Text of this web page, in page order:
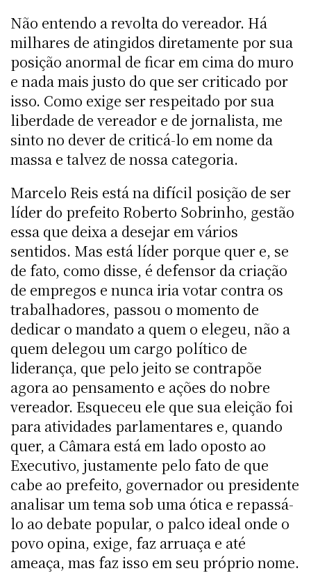
Não entendo a revolta do vereador. Há
milhares de atingidos diretamente por sua
posição anormal de ficar em cima do muro
e nada mais justo do que ser criticado por
isso. Como exige ser respeitado por sua
liberdade de vereador e de jornalista, me
sinto no dever de criticá-lo em nome da
massa e talvez de nossa categoria.
Marcelo Reis está na difícil posição de ser
líder do prefeito Roberto Sobrinho, gestão
essa que deixa a desejar em vários
sentidos. Mas está líder porque quer e, se
de fato, como disse, é defensor da criação
de empregos e nunca iria votar contra os
trabalhadores, passou o momento de
dedicar o mandato a quem o elegeu, não a
quem delegou um cargo político de
liderança, que pelo jeito se contrapõe
agora ao pensamento e ações do nobre
vereador. Esqueceu ele que sua eleição foi
para atividades parlamentares e, quando
quer, a Câmara está em lado oposto ao
Executivo, justamente pelo fato de que
cabe ao prefeito, governador ou presidente
analisar um tema sob uma ótica e repassá-
lo ao debate popular, o palco ideal onde o
povo opina, exige, faz arruaça e até
ameaça, mas faz isso em seu próprio nome.